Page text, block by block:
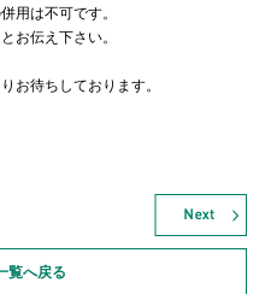
用は不可です。
お伝え下さい。
お待ちしております。
覧へ戻る